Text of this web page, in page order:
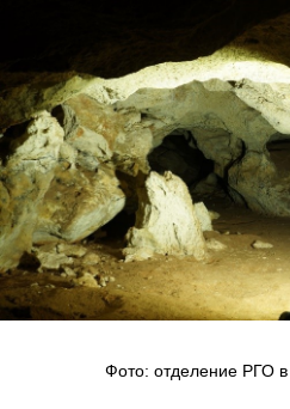
Фото: отделение РГО